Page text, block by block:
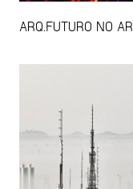
ARQ.FUTURO NO AR